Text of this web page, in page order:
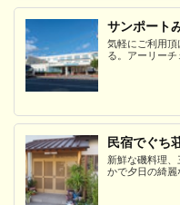
サンポート
気軽にご利用
る。アーリーチ
民宿でぐち
新鮮な磯料理
かで夕日の綺